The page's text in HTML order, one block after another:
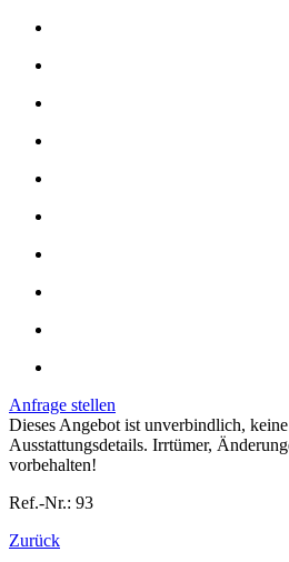
Anfrage stellen
Dieses Angebot ist unverbindlich,
Ausstattungsdetails. Irrtümer,
vorbehalten!
Ref.-Nr.: 93
Zurück